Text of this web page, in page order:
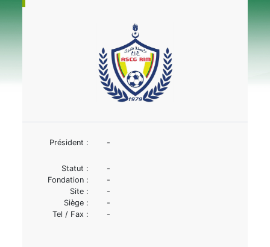
Président : -
Statut :
-
Fondation :
-
Site :
-
Siège :
-
Tel / Fax :
-